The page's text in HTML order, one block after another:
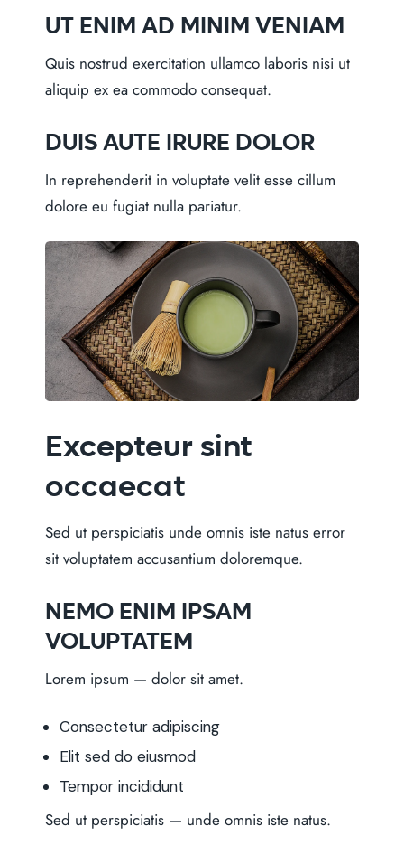
UT ENIM AD MINIM VENIAM
Quis nostrud exercitation ullamco laboris nisi ut
aliquip ex ea commodo consequat.
DUIS AUTE IRURE DOLOR
In reprehenderit in voluptate velit esse cillum
dolore eu fugiat nulla pariatur.
Excepteur sint
occaecat
Sed ut perspiciatis unde omnis iste natus error
sit voluptatem accusantium doloremque.
NEMO ENIM IPSAM
VOLUPTATEM
Lorem ipsum — dolor sit amet.
Consectetur adipiscing
Elit sed do eiusmod
Tempor incididunt
Sed ut perspiciatis — unde omnis iste natus.